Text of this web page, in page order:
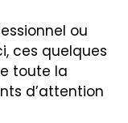
ou
ces quelques
toute la
d’attention